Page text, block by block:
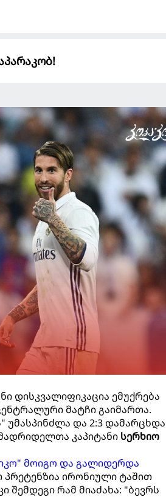
დისკვალიფიკაცია ემუქრება
მატჩი გაიმართა.
და 2:3
კაპიტანი სერხიო
მოიგო და გალიდერდა
პრეტენზია ირონიული ტაშით
შემდეგი რამ მიაძახა: "ბევრს